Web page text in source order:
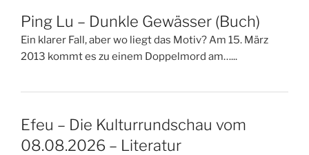
Ping Lu – Dunkle Gewässer (Buch)
Ein klarer Fall, aber wo liegt das Motiv? Am 15. März
2013 kommt es zu einem Doppelmord am…...
Efeu – Die Kulturrundschau vom
08.08.2026 – Literatur